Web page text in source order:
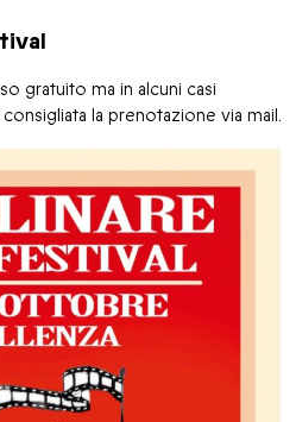
gratuito ma in alcuni casi
la prenotazione via mail.